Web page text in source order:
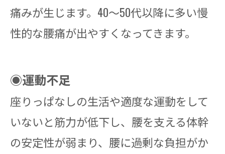
痛みが生じます。40～50代以降に多い慢
性的な腰痛が出やすくなってきます。
◉運動不足
座りっぱなしの生活や適度な運動をして
いないと筋力が低下し、腰を支える体幹
の安定性が弱まり、腰に過剰な負担がか